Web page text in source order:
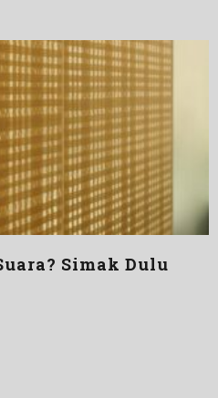
Simak Dulu